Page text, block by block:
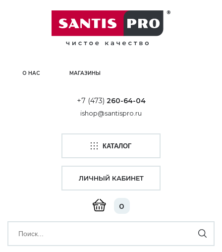
О НАС МАГАЗИНЫ
+7 (473) 260-64-04
ishop@santispro.ru
КАТАЛОГ
0
ЛИЧНЫЙ КАБИНЕТ